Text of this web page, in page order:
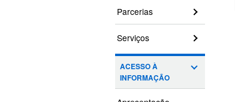
Parcerias
Serviços
ACESSO À
INFORMAÇÃO